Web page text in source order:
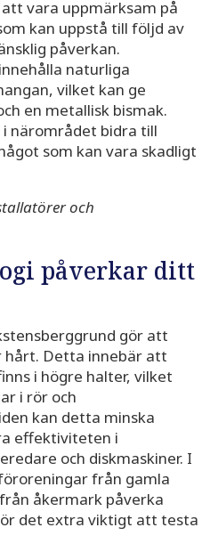
vara uppmärksam på
kan uppstå till följd av
påverkan.
naturliga
vilket kan ge
en metallisk bismak.
närområdet bidra till
som kan vara skadligt
och
påverkar ditt
gör att
Detta innebär att
i högre halter, vilket
i rör och
kan detta minska
effektiviteten i
och diskmaskiner. I
från gamla
åkermark påverka
det extra viktigt att testa